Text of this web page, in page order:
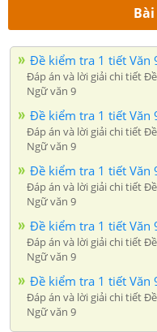
Đề kiểm tra 1 tiết Văn
Đáp án và lời giải chi tiết
Ngữ văn 9
Đề kiểm tra 1 tiết Văn
Đáp án và lời giải chi tiết
Ngữ văn 9
Đề kiểm tra 1 tiết Văn
Đáp án và lời giải chi tiết
Ngữ văn 9
Đề kiểm tra 1 tiết Văn
Đáp án và lời giải chi tiết
Ngữ văn 9
Đề kiểm tra 1 tiết Văn
Đáp án và lời giải chi tiết
Ngữ văn 9